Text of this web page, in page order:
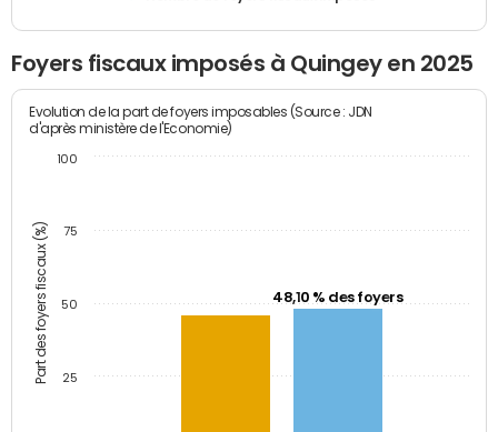
Foyers fiscaux imposés à Quingey en 2025
Part des foyers fiscaux (%)
Evolution de la part de foyers imposables (Source : JDN
d'après ministère de l'Economie)
48,10 % des foyers
25
50
75
100